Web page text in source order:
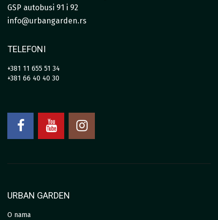
GSP autobusi 91 i 92
info@urbangarden.rs
TELEFONI
+381 11 655 51 34
+381 66 40 40 30
URBAN GARDEN
O nama